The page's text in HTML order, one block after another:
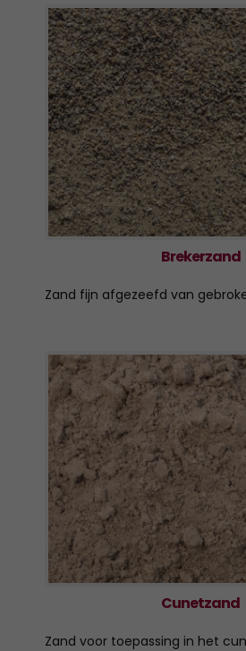
Brekerzand
Zand fijn afgezeefd van
Cunetzand
Zand voor toepassing in het